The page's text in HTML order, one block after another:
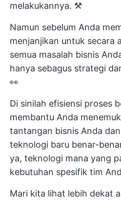
melakukannya. ⚒️
Namun sebelum Anda
menjanjikan untuk secara
semua masalah bisnis
hanya sebagus strategi
👀
Di sinilah efisiensi proses
membantu Anda
tantangan bisnis Anda
teknologi baru benar-
ya, teknologi mana yang
kebutuhan spesifik tim
Mari kita lihat lebih dekat